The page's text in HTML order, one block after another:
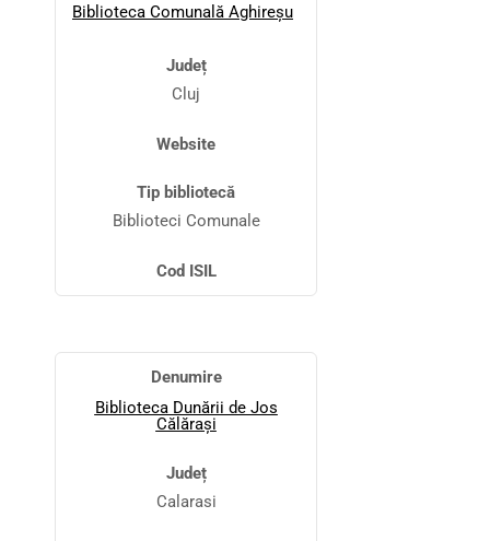
Biblioteca Comunală Aghireșu
Județ
Cluj
Website
Tip bibliotecă
Biblioteci Comunale
Cod ISIL
Denumire
Biblioteca Dunării de Jos
Călărași
Județ
Calarasi